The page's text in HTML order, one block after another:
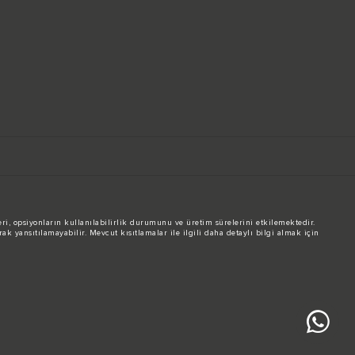
opsiyonların kullanılabilirlik durumunu ve üretim sürelerini etkilemektedir.
yansıtılamayabilir. Mevcut kısıtlamalar ile ilgili daha detaylı bilgi almak için